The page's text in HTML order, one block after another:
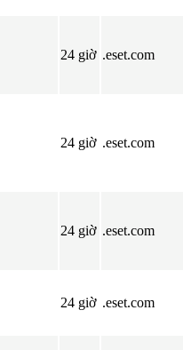
24 giờ .eset.com
24 giờ .eset.com
24 giờ .eset.com
24 giờ .eset.com